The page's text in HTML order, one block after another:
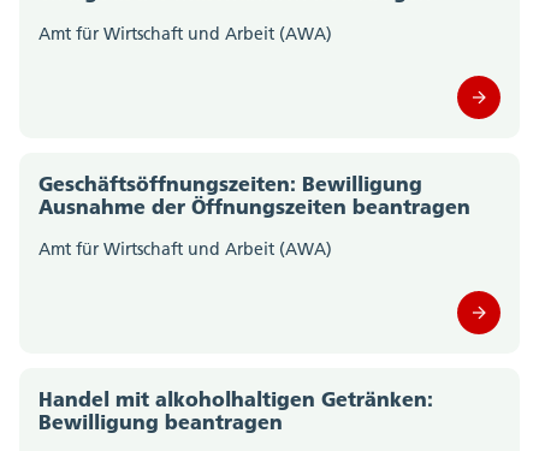
Amt für Justizvollzug (0)
Amt für Militär und Bevölkerungsschutz (0)
Amt für Raumplanung (0)
Amt für Wald, Jagd und Fischerei (0)
Amt für Wirtschaft und Arbeit (AWA)
Geschäftsöffnungszeiten: Bewilligung
Ausnahme der Öffnungszeiten beantragen
Amt für Wirtschaft und Arbeit (AWA)
Handel mit alkoholhaltigen Getränken:
Bewilligung beantragen